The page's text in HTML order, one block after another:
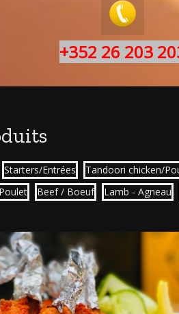
+352 26 203
Starters/Entrées Tandoori chicken/
Beef / Boeuf Lamb - Agneau